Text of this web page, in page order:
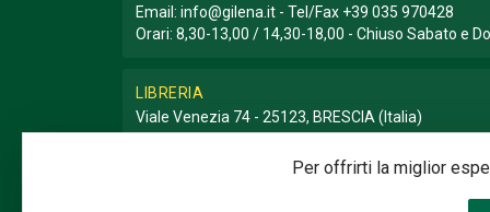
Per offrirti la miglior
Email: info@gilena.it - Tel/Fax +39 035 970428
Orari: 8,30-13,00 / 14,30-18,00 - Chiuso Sabato e
LIBRERIA
Viale Venezia 74 - 25123, BRESCIA (Italia)
Email:libreria@gilena.it- Tel/Fax+39 030 3776786
Orari: 9,30-12,30 / 15,30-19,30 - Chiuso Domenica